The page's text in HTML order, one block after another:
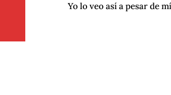
Yo lo veo así a pesar de